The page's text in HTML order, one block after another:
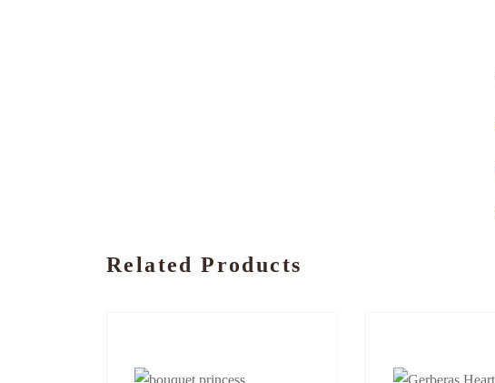
Related Products